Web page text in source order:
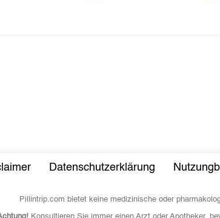
Datenschutzerklärung
Pillintrip.com bietet keine medizinische oder